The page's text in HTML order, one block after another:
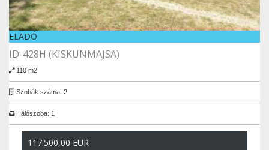
ELADÓ
ID-428H (KISKUNMAJSA)
110 m2
Szobák száma: 2
Hálószoba: 1
117.500,00 EUR